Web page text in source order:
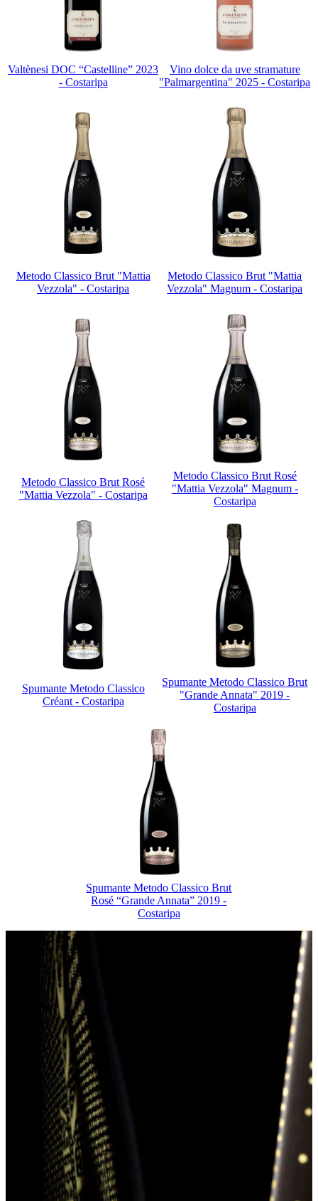
Valtènesi DOC “Castelline” 2023
- Costaripa
Vino dolce da uve stramature
"Palmargentina" 2025 - Costaripa
Metodo Classico Brut "Mattia
Vezzola" - Costaripa
Metodo Classico Brut "Mattia
Vezzola" Magnum - Costaripa
Metodo Classico Brut Rosé
"Mattia Vezzola" - Costaripa
Metodo Classico Brut Rosé
"Mattia Vezzola" Magnum -
Costaripa
Spumante Metodo Classico
Créant - Costaripa
Spumante Metodo Classico Brut
"Grande Annata" 2019 -
Costaripa
Spumante Metodo Classico Brut
Rosé “Grande Annata” 2019 -
Costaripa